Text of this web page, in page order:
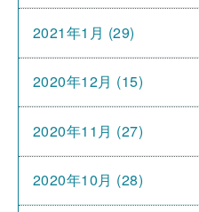
2021年1月 (29)
2020年12月 (15)
2020年11月 (27)
2020年10月 (28)